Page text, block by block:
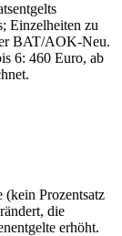
Einzelheiten zu
BAT/AOK-Neu.
6: 460 Euro, ab
(kein Prozentsatz
die
erhöht.